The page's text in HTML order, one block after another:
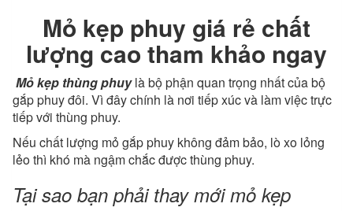
Mỏ kẹp phuy giá rẻ chất
lượng cao tham khảo ngay
Mỏ kẹp thùng phuylà bộ phận quan trọng nhất của bộ
gắp phuy đôi. Vì đây chính là nơi tiếp xúc và làm việc trực
tiếp với thùng phuy.
Nếu chất lượng mỏ gắp phuy không đảm bảo, lò xo lỏng
lẻo thì khó mà ngậm chắc được thùng phuy.
Tại sao bạn phải thay mới mỏ kẹp